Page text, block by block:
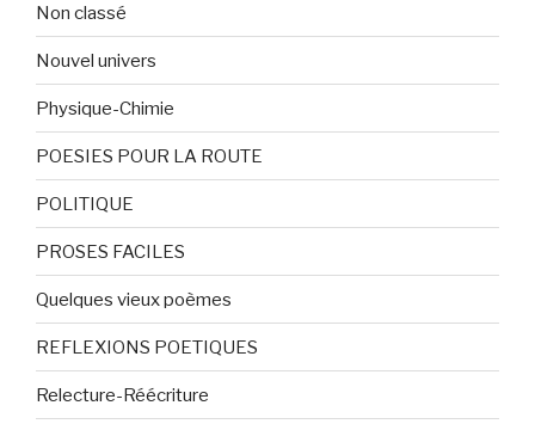
Non classé
Nouvel univers
Physique-Chimie
POESIES POUR LA ROUTE
POLITIQUE
PROSES FACILES
Quelques vieux poèmes
REFLEXIONS POETIQUES
Relecture-Réécriture